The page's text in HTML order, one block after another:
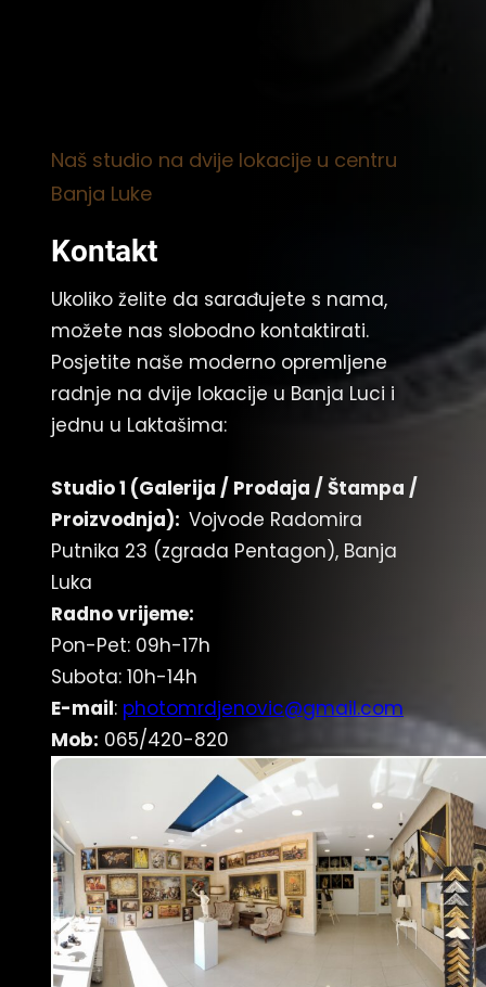
Naš studio na dvije lokacije u centru
Banja Luke
Kontakt
Ukoliko želite da sarađujete s nama,
možete nas slobodno kontaktirati.
Posjetite naše moderno opremljene
radnje na dvije lokacije u Banja Luci i
jednu u Laktašima:
Studio 1 (Galerija / Prodaja / Štampa /
Proizvodnja): Vojvode Radomira
Putnika 23 (zgrada Pentagon), Banja
Luka
Radno vrijeme:
Pon-Pet: 09h-17h
Subota: 10h-14h
E-mail: photomrdjenovic@gmail.com
Mob: 065/420-820